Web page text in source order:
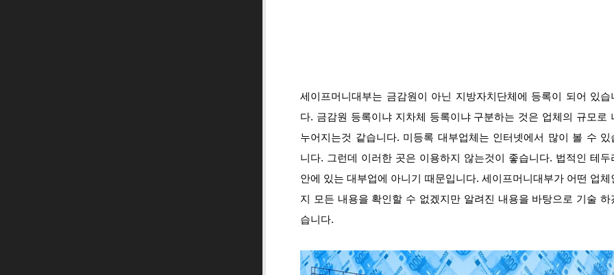
세이프머니대부는 금감원이 아닌 지방자치단체에 등록이 되어 있습
다. 금감원 등록이냐 지차체 등록이냐 구분하는 것은 업체의 규모로
누어지는것 같습니다. 미등록 대부업체는 인터넷에서 많이 볼 수 있
니다. 그런데 이러한 곳은 이용하지 않는것이 좋습니다. 법적인 테두
안에 있는 대부업에 아니기 때문입니다. 세이프머니대부가 어떤 업체
지 모든 내용을 확인할 수 없겠지만 알려진 내용을 바탕으로 기술 하
습니다.